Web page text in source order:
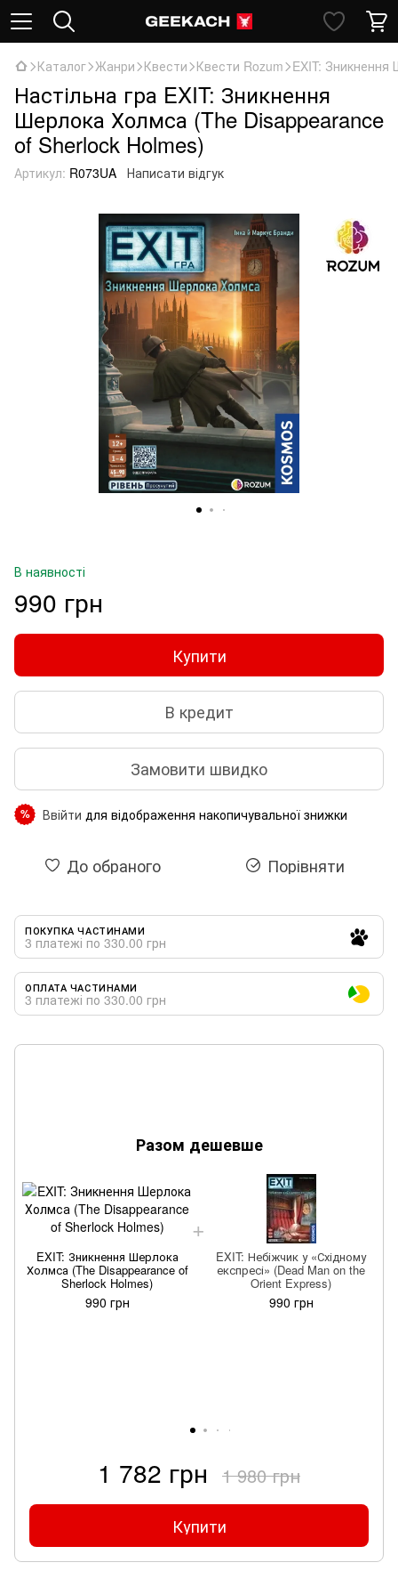
Каталог Жанри Квести Квести Rozum EXIT:
Настільна гра EXIT: Зникнення
Шерлока Холмса (The Disappearance
of Sherlock Holmes)
Артикул: R073UA Написати відгук
В наявності
990 грн
Купити
В кредит
Замовити швидко
% Ввійти для відображення накопичувальної знижки
До обраного Порівняти
ПОКУПКА ЧАСТИНАМИ
3 платежі по 330.00 грн
ОПЛАТА ЧАСТИНАМИ
3 платежі по 330.00 грн
Разом дешевше
EXIT: Зникнення Шерлока
Холмса (The Disappearance of
Sherlock Holmes)
990 грн
EXIT: Небіжчик у «Східному
експресі» (Dead Man on the
Orient Express)
990 грн
1 782 грн 1 980 грн
Купити